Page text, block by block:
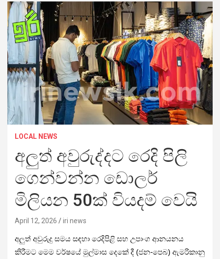
LOCAL NEWS
අලුත් අවුරුද්දට රෙදි පිලි
ගෙන්වන්න ඩොලර්
මිලියන 50ක් වියදම් වෙයි
April 12, 2026 iri news
අලුත් අවුරුදු සමය සඳහා රෙදිපිළි සහ උපාංග ආනයනය
කිරීමට මෙම වර්ෂයේ මුල්මාස දෙකේ දී (ජන-පෙබ) ඇමරිකානු